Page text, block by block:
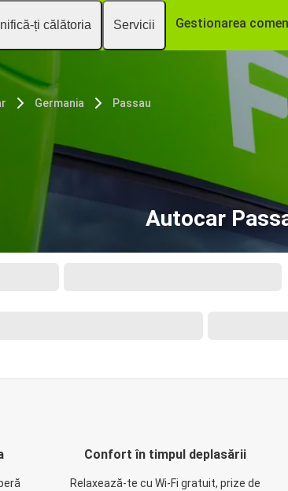
ți călătoria Servicii Gestionarea
Germania Passau
Autocar
Confort în timpul deplasării
Relaxează-te cu Wi-Fi gratuit, prize de